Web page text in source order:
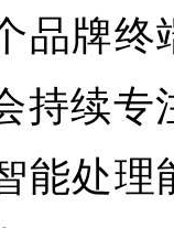
品牌
持续
能处